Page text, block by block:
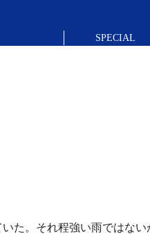
SPECIAL
た。それ程強い雨ではない